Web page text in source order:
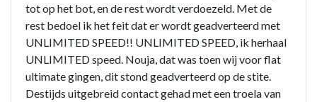
tot op het bot, en de rest wordt verdoezeld. Met de
rest bedoel ik het feit dat er wordt geadverteerd met
UNLIMITED SPEED!! UNLIMITED SPEED, ik herhaal
UNLIMITED speed. Nouja, dat was toen wij voor flat
ultimate gingen, dit stond geadverteerd op de stite.
Destijds uitgebreid contact gehad met een troela van